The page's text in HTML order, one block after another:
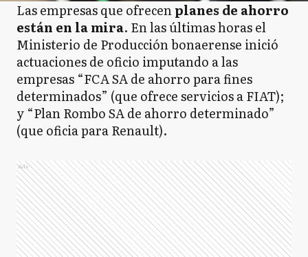
Las empresas que ofrecenplanes de ahorro
están en la mira. En las últimas horas el
Ministerio de Producción bonaerense inició
actuaciones de oficio imputando a las
empresas “FCA SA de ahorro para fines
determinados” (que ofrece servicios a FIAT);
y “Plan Rombo SA de ahorro determinado”
(que oficia para Renault).
Ads